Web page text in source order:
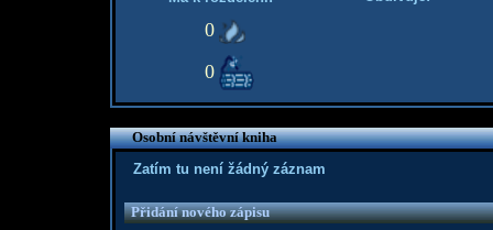
0
0
Osobní návštěvní kniha
Zatím tu není žádný záznam
Přidání nového zápisu